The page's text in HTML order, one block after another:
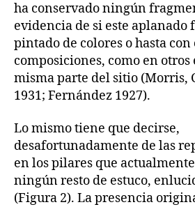
ha conservado ningún
evidencia de si este
pintado de colores o hasta con
composiciones, como en
misma parte del sitio (Morris,
1931; Fernández 1927).
Lo mismo tiene que decirse,
desafortunadamente de las
en los pilares que
ningún resto de estuco,
(Figura 2). La presencia